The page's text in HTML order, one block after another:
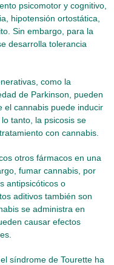
psicomotor y cognitivo,
hipotensión ortostática,
Sin embargo, para la
desarrolla tolerancia
como la
de Parkinson, pueden
el cannabis puede inducir
tanto, la psicosis se
con cannabis.
otros fármacos en una
fumar cannabis, por
antipsicóticos o
aditivos también son
se administra en
causar efectos
síndrome de Tourette ha